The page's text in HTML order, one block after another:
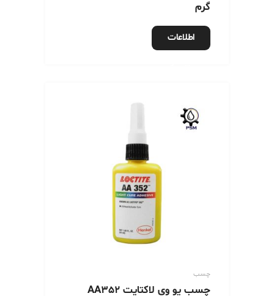
گرم
اطلاعات
چسب
چسب یو وی لاکتایت AA352